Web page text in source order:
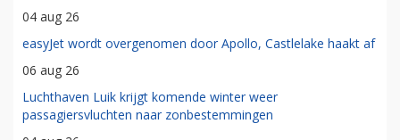
04 aug 26
easyJet wordt overgenomen door Apollo, Castlelake haakt af
06 aug 26
Luchthaven Luik krijgt komende winter weer
passagiersvluchten naar zonbestemmingen